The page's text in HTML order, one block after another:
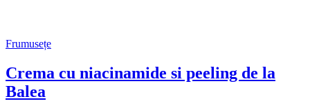
Frumusețe
Crema cu niacinamide si peeling de la
Balea